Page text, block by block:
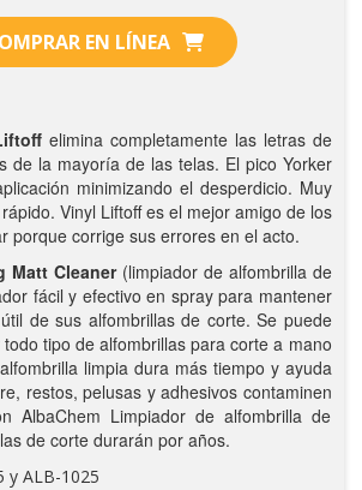
EN LÍNEA
elimina completamente las letras de
de la mayoría de las telas. El pico Yorker
minimizando el desperdicio. Muy
Vinyl Liftoff es el mejor amigo de los
porque corrige sus errores en el acto.
Matt Cleaner(limpiador de alfombrilla de
fácil y efectivo en spray para mantener
de sus alfombrillas de corte. Se puede
tipo de alfombrillas para corte a mano
limpia dura más tiempo y ayuda
restos, pelusas y adhesivos contaminen
AlbaChem Limpiador de alfombrilla de
de corte durarán por años.
y ALB-1025